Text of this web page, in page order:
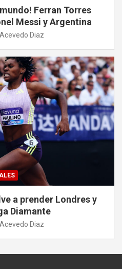
Ferran Torres
Messi y Argentina
Diaz
a prender Londres y
Diamante
Diaz